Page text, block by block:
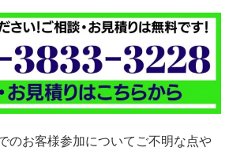
のお客様参加についてご不明な点や